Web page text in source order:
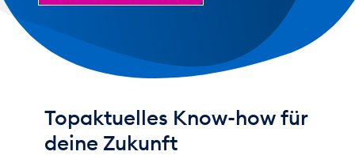
Topaktuelles Know-how für
deine Zukunft